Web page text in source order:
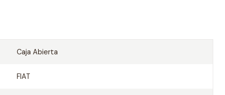
Caja Abierta
FIAT